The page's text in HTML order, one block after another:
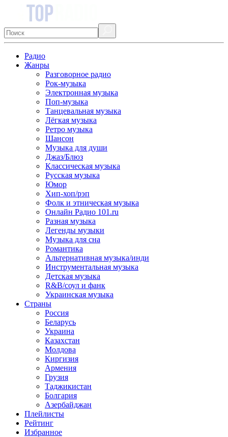
Радио
Жанры
Разговорное радио
Рок-музыка
Электронная музыка
Поп-музыка
Танцевальная музыка
Лёгкая музыка
Ретро музыка
Шансон
Музыка для души
Джаз/Блюз
Классическая музыка
Русская музыка
Юмор
Хип-хоп/рэп
Фолк и этническая музыка
Онлайн Радио 101.ru
Разная музыка
Легенды музыки
Музыка для сна
Романтика
Альтернативная музыка/инди
Инструментальная музыка
Детская музыка
R&B/cоул и фанк
Украинская музыка
Страны
Россия
Беларусь
Украина
Казахстан
Молдова
Киргизия
Армения
Грузия
Таджикистан
Болгария
Азербайджан
Плейлисты
Рейтинг
Избранное